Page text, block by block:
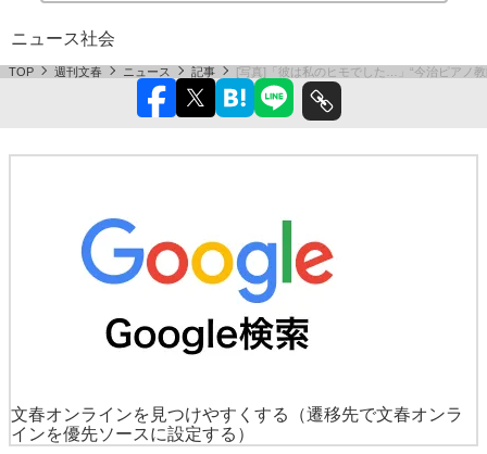
ニュース社会
TOP 週刊文春 ニュース 記事 [写真]「彼は私のヒモでした…」“今治ピアノ
文春オンラインを見つけやすくする
（遷移先で文春オンラ
インを優先ソースに設定する）